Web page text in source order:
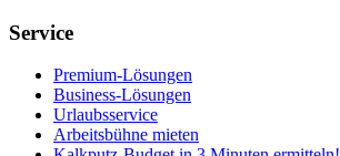
Service
Premium-Lösungen
Business-Lösungen
Urlaubsservice
Arbeitsbühne mieten